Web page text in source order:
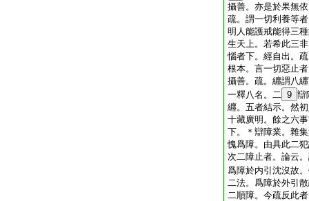
攝善。亦是於果無
疏。謂一切利養等
明人能護戒能得三
生天上。若希此三
惱者下。經自出。
根本。言一切惡止
攝善。疏。纒謂八
一釋八名。二 9 辯
纒。五者結示。然
十藏廣明。餘之六
下。＊辯障業。雜
愧爲障。由具此二
次二障止者。論云
爲障於内引沈沒故
二法。爲障於外引
二順障。今疏反此